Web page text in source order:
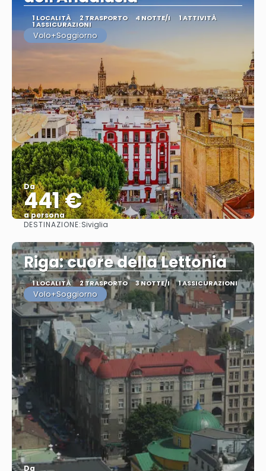
1 LOCALITÀ 2 TRASPORTO 4 NOTTE/I 1 ATTIVITÀ
1 ASSICURAZIONI
Volo+Soggiorno
Da
441 €
a persona
DESTINAZIONE:Siviglia
Riga: cuore della Lettonia
1 LOCALITÀ 2 TRASPORTO 3 NOTTE/I 1 ASSICURAZIONI
Volo+Soggiorno
Da